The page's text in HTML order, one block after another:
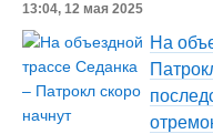
13:04, 12 мая 2025
На